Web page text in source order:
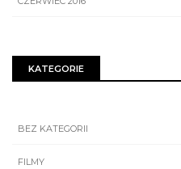
KATEGORIE
BEZ KATEGORII
FILMY